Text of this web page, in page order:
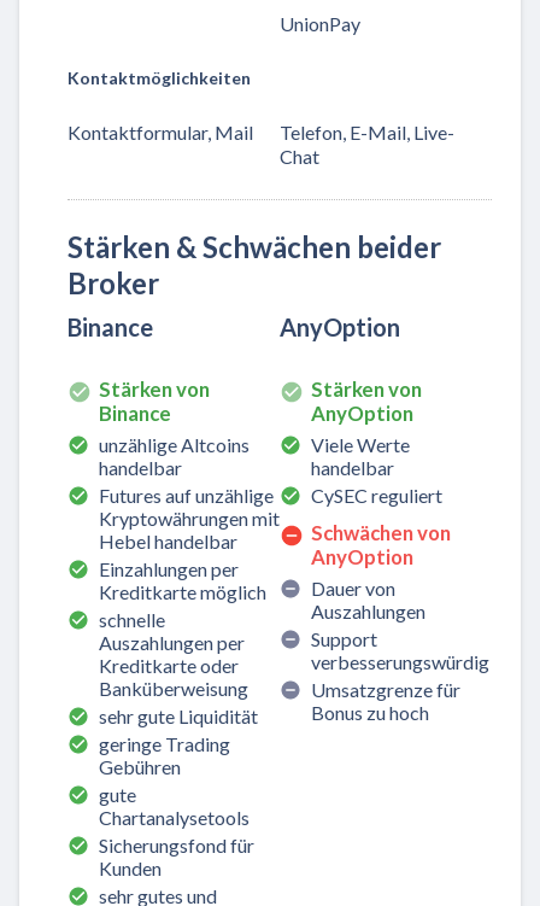
UnionPay
Kontaktmöglichkeiten
Kontaktformular, Mail
Telefon, E-Mail, Live-
Chat
Stärken & Schwächen beider
Broker
Binance AnyOption
Stärken von
Binance
unzählige Altcoins
handelbar
Futures auf unzählige
Kryptowährungen mit
Hebel handelbar
Einzahlungen per
Kreditkarte möglich
schnelle
Auszahlungen per
Kreditkarte oder
Banküberweisung
sehr gute Liquidität
geringe Trading
Gebühren
gute
Chartanalysetools
Sicherungsfond für
Kunden
sehr gutes und
Stärken von
AnyOption
Viele Werte
handelbar
CySEC reguliert
Schwächen von
AnyOption
Dauer von
Auszahlungen
Support
verbesserungswürdig
Umsatzgrenze für
Bonus zu hoch